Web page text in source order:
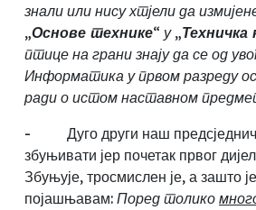
знали или нису хтјели да
„Основе технике“ у „Техничка
птице на грани знају да се од
Информатика у првом разреду
ради о истом наставном
-
Дуго други наш
збуњивати јер почетак првог
Збуњује, тросмислен је, а зашто
појашњавам: Поред толико